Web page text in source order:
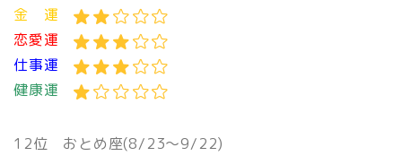
金 運
恋愛運
仕事運
健康運
12位 おとめ座(8/23〜9/22)